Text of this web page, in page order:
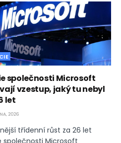
společnosti Microsoft
vzestup, jaký tu nebyl
let
2026
třídenní růst za 26 let
společnosti Microsoft